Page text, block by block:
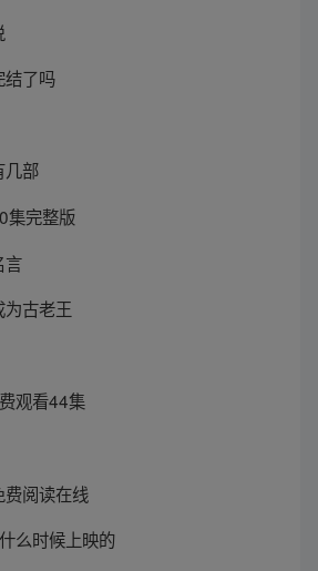
结了吗
几部
集完整版
言
古老王
观看44集
阅读在线
么时候上映的